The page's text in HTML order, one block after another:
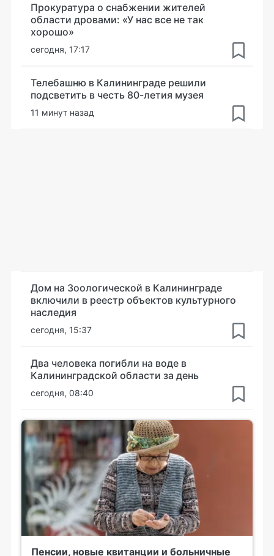
Прокуратура о снабжении жителей
области дровами: «У нас все не так
хорошо»
сегодня, 17:17
Телебашню в Калининграде решили
подсветить в честь 80-летия музея
11 минут назад
Дом на Зоологической в Калининграде
включили в реестр объектов культурного
наследия
сегодня, 15:37
Два человека погибли на воде в
Калининградской области за день
сегодня, 08:40
Пенсии, новые квитанции и больничные